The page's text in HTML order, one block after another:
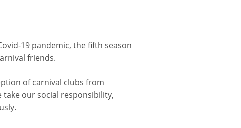
19 pandemic, the fifth season
friends.
of carnival clubs from
take our social responsibility,